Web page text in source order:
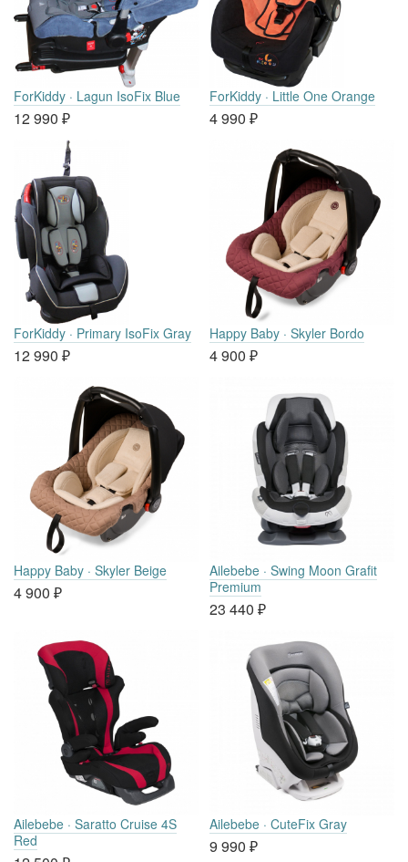
ForKiddy · Lagun IsoFix Blue
12 990 ₽
ForKiddy · Little One Orange
4 990 ₽
ForKiddy · Primary IsoFix Gray
12 990 ₽
Happy Baby · Skyler Bordo
4 900 ₽
Happy Baby · Skyler Beige
4 900 ₽
Ailebebe · Swing Moon Grafit
Premium
23 440 ₽
Ailebebe · Saratto Cruise 4S
Red
Ailebebe · CuteFix Gray
9 990 ₽